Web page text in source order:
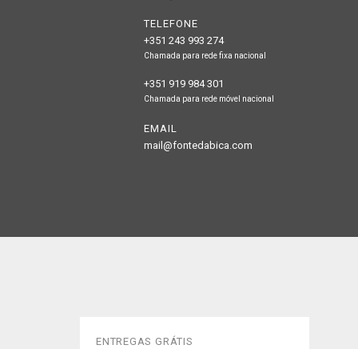
TELEFONE
+351 243 993 274
Chamada para rede fixa nacional
+351 919 984 301
Chamada para rede móvel nacional
EMAIL
mail@fontedabica.com
ENTREGAS GRÁTIS